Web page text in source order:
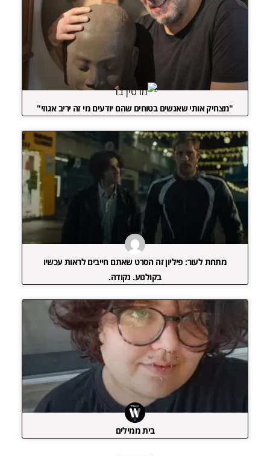
"מצחיק אותי שאנשים בטוחים שהם יודעים מי זה יריב אגוזי"
מתחת לעור: פיליון זה הסרט שאתם חייבים לראות עכשיו
בקולנוע. נקודה.
בית ממילים